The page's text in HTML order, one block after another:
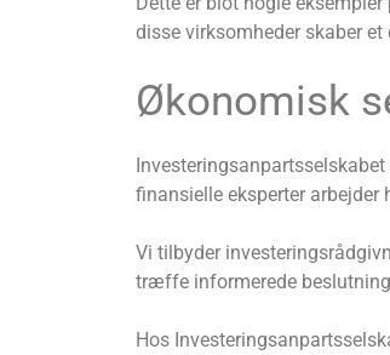
disse virksomheder skaber
Økonomisk
finansielle eksperter
Vi tilbyder
træffe informerede
Hos